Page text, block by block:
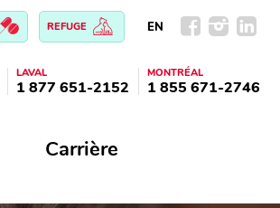
REFUGE EN
LAVAL
1 877 651-2152
MONTRÉAL
1 855 671-2746
Carrière